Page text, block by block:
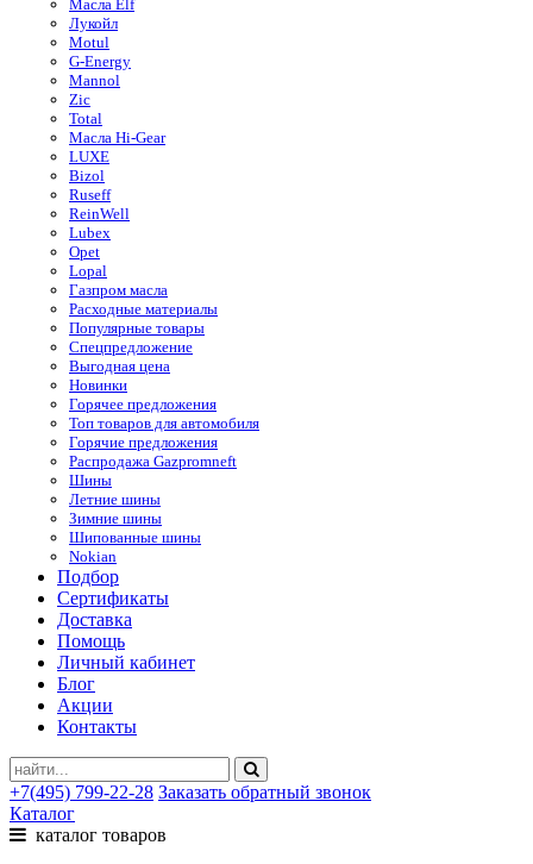
Масла Elf
Лукойл
Motul
G-Energy
Mannol
Zic
Total
Масла Hi-Gear
LUXE
Bizol
Ruseff
ReinWell
Lubex
Opet
Lopal
Газпром масла
Расходные материалы
Популярные товары
Спецпредложение
Выгодная цена
Новинки
Горячее предложения
Топ товаров для автомобиля
Горячие предложения
Распродажа Gazpromneft
Шины
Летние шины
Зимние шины
Шипованные шины
Nokian
Подбор
Сертификаты
Доставка
Помощь
Личный кабинет
Блог
Акции
Контакты
+7(495) 799-22-28 Заказать обратный звонок
Каталог
каталог товаров